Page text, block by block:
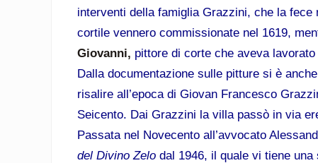
interventi della famiglia Grazzini, che la fece
cortile vennero commissionate nel 1619,
Giovanni, pittore di corte che aveva
Dalla documentazione sulle pitture si è
risalire all’epoca di Giovan Francesco
Seicento. Dai Grazzini la villa passò in via
Passata nel Novecento all’avvocato
del Divino Zelo dal 1946, il quale vi tiene una